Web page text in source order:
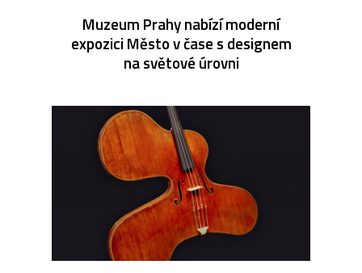
Muzeum Prahy nabízí moderní
expozici Město v čase s designem
na světové úrovni